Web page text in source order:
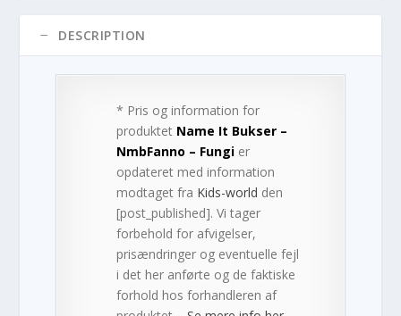
DESCRIPTION
* Pris og information for
produktet Name It Bukser –
NmbFanno – Fungi er
opdateret med information
modtaget fra Kids-world den
[post_published]. Vi tager
forbehold for afvigelser,
prisændringer og eventuelle fejl
i det her anførte og de faktiske
forhold hos forhandleren af